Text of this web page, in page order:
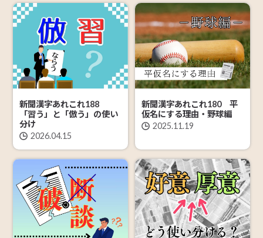
新聞漢字あれこれ188
「習う」と「倣う」の使い
分け
2026.04.15
新聞漢字あれこれ180 平
仮名にする理由・野球編
2025.11.19